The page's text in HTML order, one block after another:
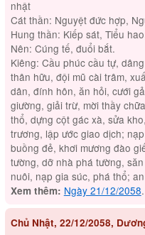
nhật
Cát thần: Nguyệt đức hợp,
Hung thần: Kiếp sát, Tiểu
Nên: Cúng tế, đuổi bắt.
Kiêng: Cầu phúc cầu tự,
thân hữu, đội mũ cài trâm,
dân, đính hôn, ăn hỏi, cưới
giường, giải trừ, mời thầy
thổ, dựng cột gác xà, sửa
trương, lập ước giao dịch;
buồng đẻ, khơi mương đào
tường, dỡ nhà phá tường,
nuôi, nạp gia súc, phá thổ;
Xem thêm: Ngày 21/12/2058.
Chủ Nhật, 22/12/2058,